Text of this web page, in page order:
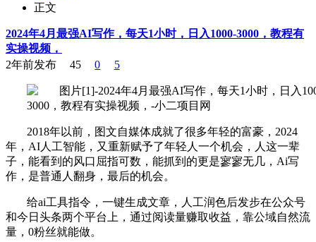
正文
2024年4月最强AI写作，每天1小时，日入1000-3000，教程有
实操视频，
2年前发布
45 0 5
2018年以前，图文自媒体成就了很多年轻的富豪，2024
年，AI人工智能，又重新赋予了年轻人一个机会，人这一辈
子，能看到的风口屈指可数，能抓到的更是寥寥无几，Ai写
作，是普通人翻身，最后的机会。
给ai工具指令，一键生成文章，人工润色后发步在公众号
和今日头条两个平台上，通过阅读量赚取收益，靠公域自然流
量，0粉丝就能做。